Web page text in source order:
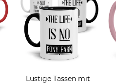
Lustige Tassen mit